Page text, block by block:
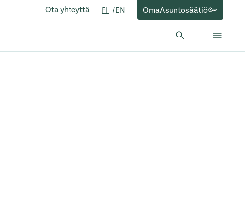
Ota yhteyttä FI EN OmaAsuntosäätiö
Hae: